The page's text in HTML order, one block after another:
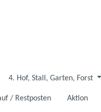
4. Hof, Stall, Garten, Forst
/ Restposten Aktion